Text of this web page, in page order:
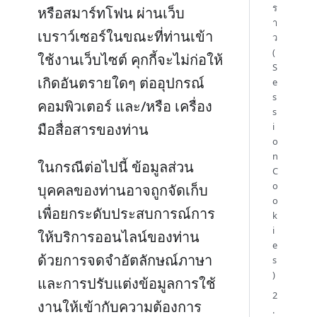
หรือสมาร์ทโฟน ผ่านเว็บ
เบราว์เซอร์ในขณะที่ท่านเข้า
ใช้งานเว็บไซต์ คุกกี้จะไม่ก่อให้
เกิดอันตรายใดๆ ต่ออุปกรณ์
คอมพิวเตอร์ และ/หรือ เครื่อง
มือสื่อสารของท่าน
ในกรณีต่อไปนี้ ข้อมูลส่วน
บุคคลของท่านอาจถูกจัดเก็บ
เพื่อยกระดับประสบการณ์การ
ให้บริการออนไลน์ของท่าน
ด้วยการจดจำอัตลักษณ์ภาษา
และการปรับแต่งข้อมูลการใช้
งานให้เข้ากับความต้องการ
ร
า
ว
(
S
e
s
s
i
o
n
C
o
o
k
i
e
s
)
2
.